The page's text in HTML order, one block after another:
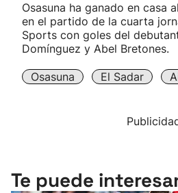
Osasuna ha ganado en casa
en el partido de la cuarta
Sports con goles del
Domínguez y Abel Bretones.
Osasuna El Sadar
Te puede